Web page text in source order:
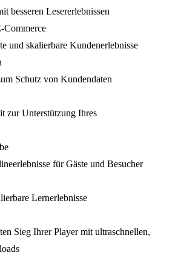
besseren Lesererlebnissen
Commerce
und skalierbare Kundenerlebnisse
Schutz von Kundendaten
zur Unterstützung Ihres
für Gäste und Besucher
Lernerlebnisse
Sieg Ihrer Player mit ultraschnellen,